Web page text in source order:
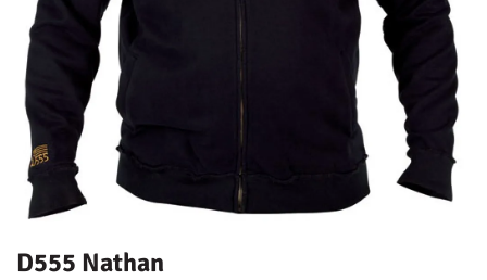
D555 Nathan